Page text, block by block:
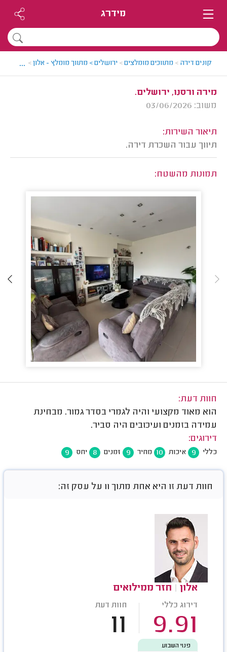
מידרג
קונים דירה > מתווכים מומלצים> ירושלים > מתווך מומלץ - אלון> חוות
...
מירה ורסנו, ירושלים.
משוב: 03/06/2026
תיאור השירות:
תיווך עבור השכרת דירה.
תמונות מהשטח:
חוות דעת:
הוא מאוד מקצועי והיה לגמרי בסדר גמור. מבחינת
עמידה בזמנים ועיכובים היה סביר.
דירוגים:
כללי 9 איכות 10 מחיר 9 זמנים 8 יחס 9
חוות דעת זו היא אחת מתוך 11 על עסק זה:
אלון חזר ממילואים
דירוג כללי
9.91
חוות דעת
11
פנוי השבוע